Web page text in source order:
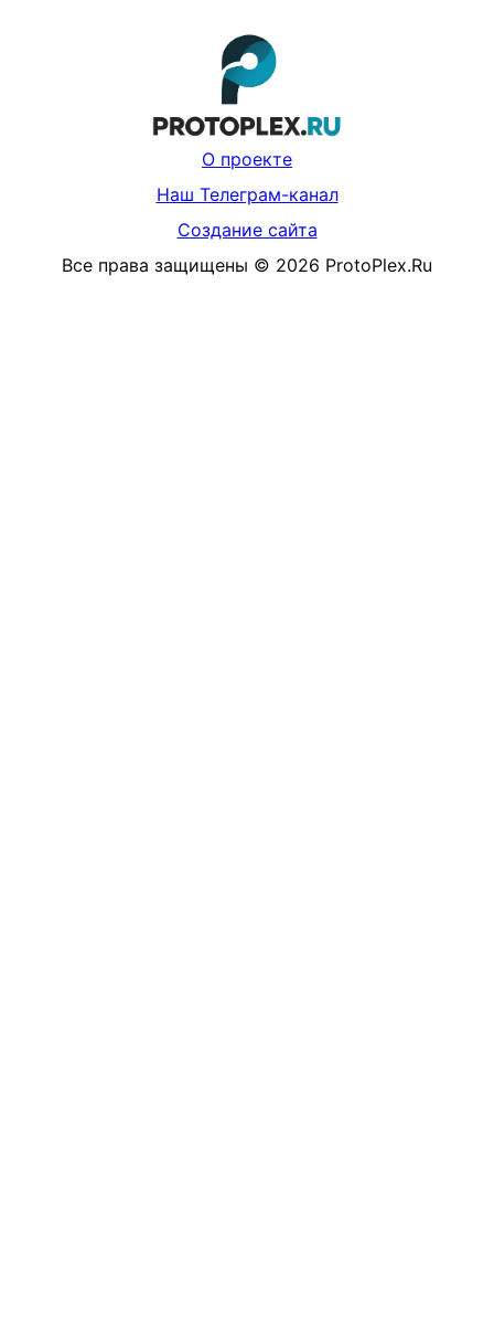
О проекте
Наш Телеграм-канал
Создание сайта
Все права защищены © 2026 ProtoPlex.Ru